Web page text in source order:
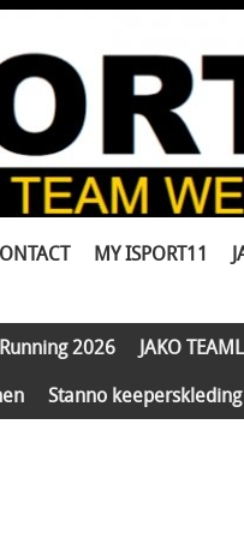
MY ISPORT11
2026 JAKO
Stanno keeperskleding